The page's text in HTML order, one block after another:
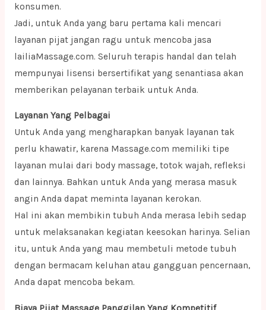
konsumen.
Jadi, untuk Anda yang baru pertama kali mencari
layanan pijat jangan ragu untuk mencoba jasa
lailiaMassage.com. Seluruh terapis handal dan telah
mempunyai lisensi bersertifikat yang senantiasa akan
memberikan pelayanan terbaik untuk Anda.
Layanan Yang Pelbagai
Untuk Anda yang mengharapkan banyak layanan tak
perlu khawatir, karena Massage.com memiliki tipe
layanan mulai dari body massage, totok wajah, refleksi
dan lainnya. Bahkan untuk Anda yang merasa masuk
angin Anda dapat meminta layanan kerokan.
Hal ini akan membikin tubuh Anda merasa lebih sedap
untuk melaksanakan kegiatan keesokan harinya. Selian
itu, untuk Anda yang mau membetuli metode tubuh
dengan bermacam keluhan atau gangguan pencernaan,
Anda dapat mencoba bekam.